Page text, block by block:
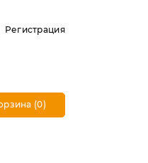
Регистрация
(0)